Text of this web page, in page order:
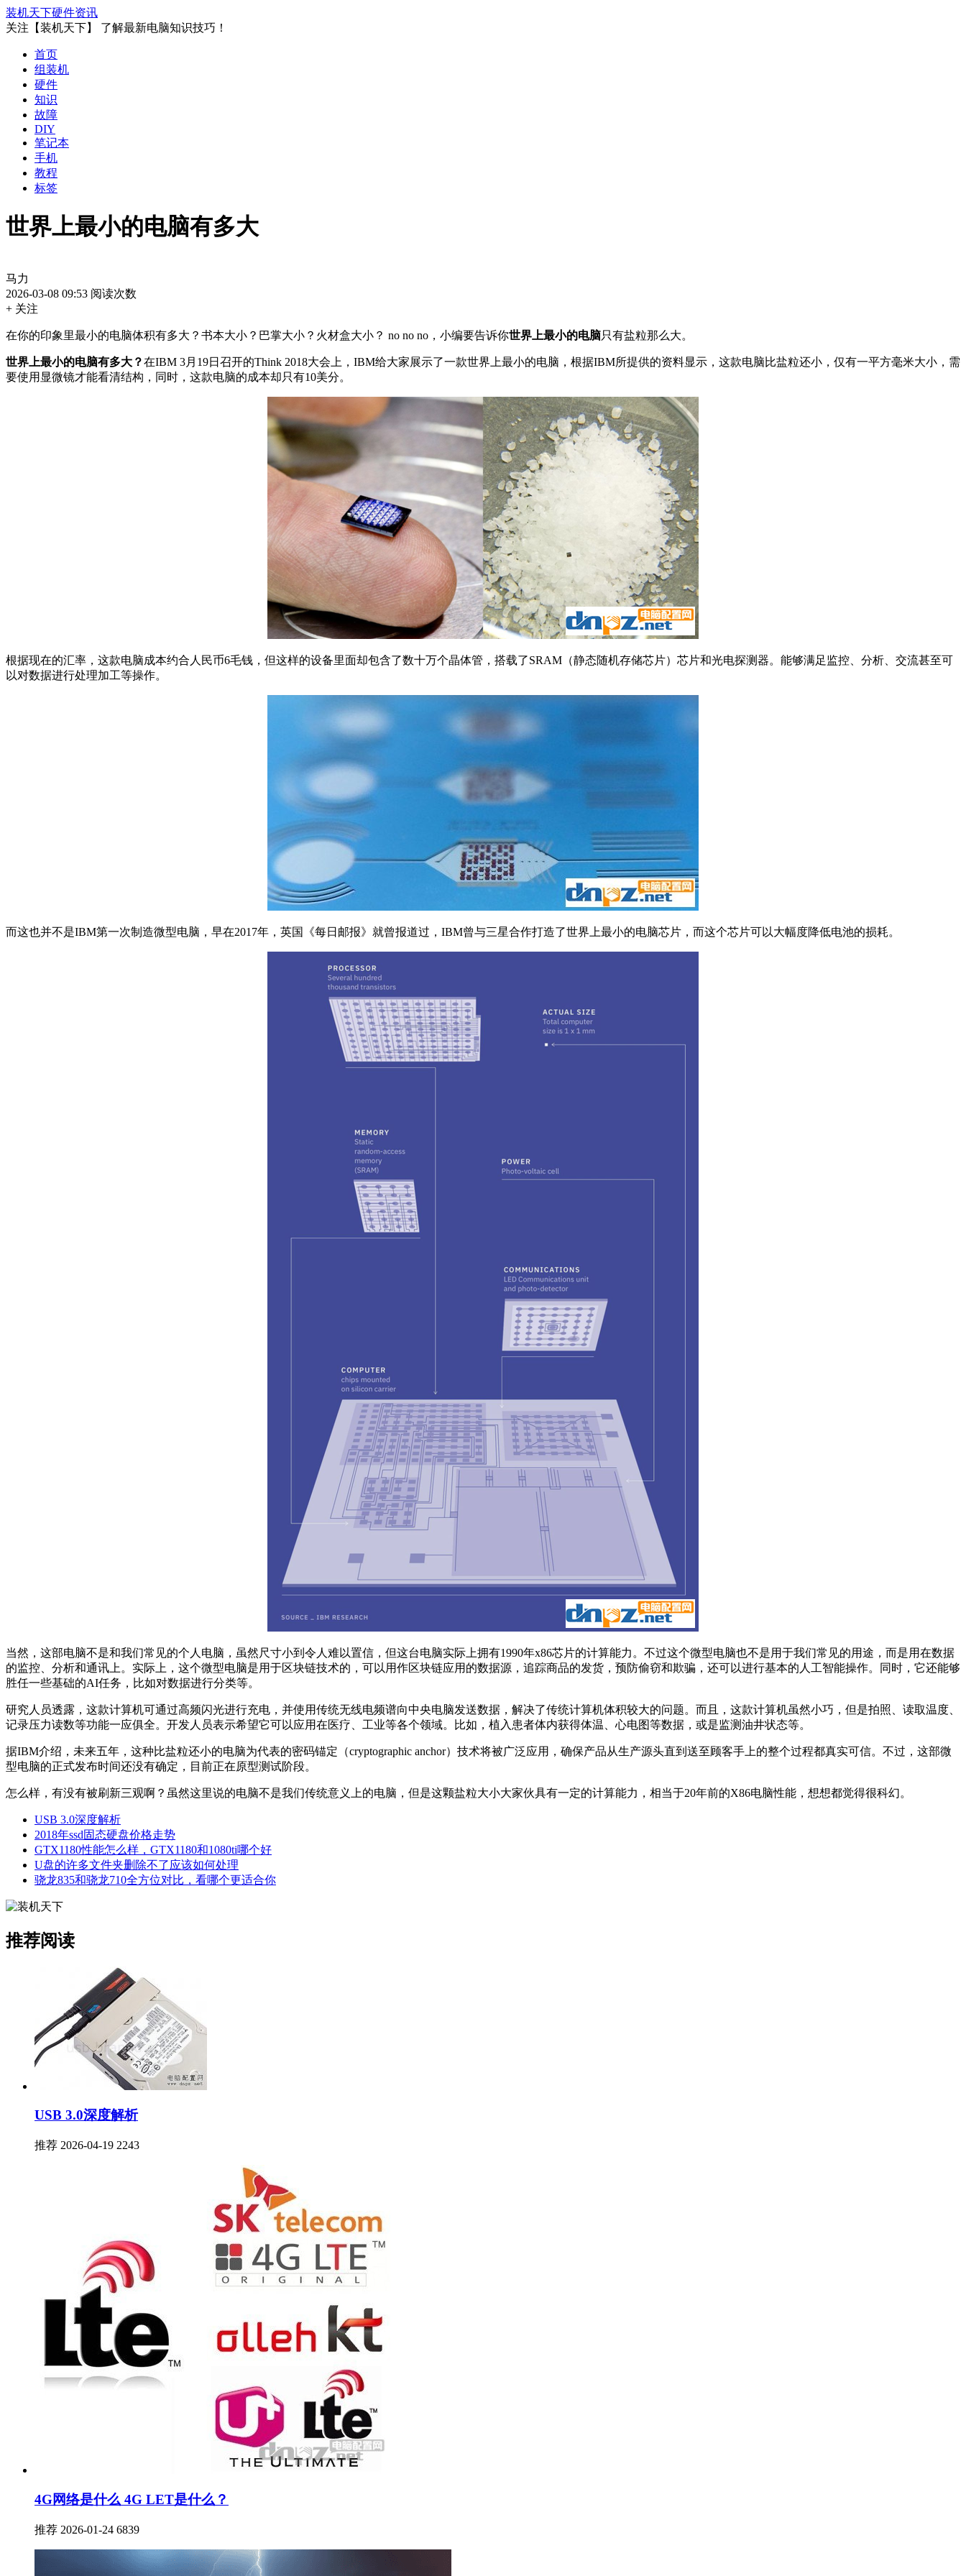
装机天下硬件资讯
关注【装机天下】 了解最新电脑知识技巧！
首页
组装机
硬件
知识
故障
DIY
笔记本
手机
教程
标签
世界上最小的电脑有多大
马力
2026-03-08 09:53 阅读次数
+ 关注
在你的印象里最小的电脑体积有多大？书本大小？巴掌大小？火材盒大小？ no no no，小编要告诉你世界上最小的电脑只有盐粒那么大。
世界上最小的电脑有多大？在IBM 3月19日召开的Think 2018大会上，IBM给大家展示了一款世界上最小的电脑，根据IBM所提供的资料显示，这款电脑比盐粒还小，仅有一平方毫米大小，需
要使用显微镜才能看清结构，同时，这款电脑的成本却只有10美分。
根据现在的汇率，这款电脑成本约合人民币6毛钱，但这样的设备里面却包含了数十万个晶体管，搭载了SRAM（静态随机存储芯片）芯片和光电探测器。能够满足监控、分析、交流甚至可
以对数据进行处理加工等操作。
而这也并不是IBM第一次制造微型电脑，早在2017年，英国《每日邮报》就曾报道过，IBM曾与三星合作打造了世界上最小的电脑芯片，而这个芯片可以大幅度降低电池的损耗。
当然，这部电脑不是和我们常见的个人电脑，虽然尺寸小到令人难以置信，但这台电脑实际上拥有1990年x86芯片的计算能力。不过这个微型电脑也不是用于我们常见的用途，而是用在数据
的监控、分析和通讯上。实际上，这个微型电脑是用于区块链技术的，可以用作区块链应用的数据源，追踪商品的发货，预防偷窃和欺骗，还可以进行基本的人工智能操作。同时，它还能够
胜任一些基础的AI任务，比如对数据进行分类等。
研究人员透露，这款计算机可通过高频闪光进行充电，并使用传统无线电频谱向中央电脑发送数据，解决了传统计算机体积较大的问题。而且，这款计算机虽然小巧，但是拍照、读取温度、
记录压力读数等功能一应俱全。开发人员表示希望它可以应用在医疗、工业等各个领域。比如，植入患者体内获得体温、心电图等数据，或是监测油井状态等。
据IBM介绍，未来五年，这种比盐粒还小的电脑为代表的密码锚定（cryptographic anchor）技术将被广泛应用，确保产品从生产源头直到送至顾客手上的整个过程都真实可信。不过，这部微
型电脑的正式发布时间还没有确定，目前正在原型测试阶段。
怎么样，有没有被刷新三观啊？虽然这里说的电脑不是我们传统意义上的电脑，但是这颗盐粒大小大家伙具有一定的计算能力，相当于20年前的X86电脑性能，想想都觉得很科幻。
USB 3.0深度解析
2018年ssd固态硬盘价格走势
GTX1180性能怎么样，GTX1180和1080ti哪个好
U盘的许多文件夹删除不了应该如何处理
骁龙835和骁龙710全方位对比，看哪个更适合你
推荐阅读
USB 3.0深度解析
推荐 2026-04-19 2243
4G网络是什么 4G LET是什么？
推荐 2026-01-24 6839